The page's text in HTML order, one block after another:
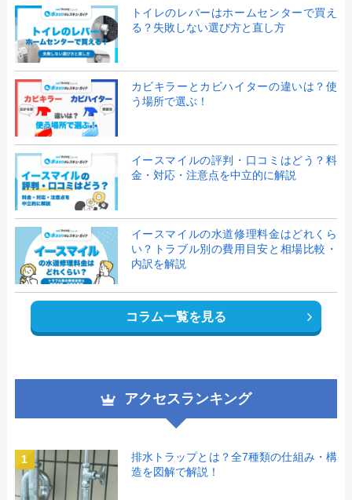
トイレのレバーはホームセンターで買え
る？失敗しない選び方と直し方
カビキラーとカビハイターの違いは？使
う場所で選ぶ！
イースマイルの評判・口コミはどう？料
金・対応・注意点を中立的に解説
イースマイルの水道修理料金はどれくら
い？トラブル別の費用目安と相場比較・
内訳を解説
コラム一覧を見る
アクセスランキング
1
排水トラップとは？全7種類の仕組み・構
造を図解で解説！